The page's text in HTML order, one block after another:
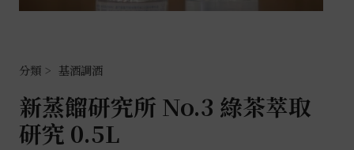
基酒調酒
新蒸餾研究所 No.3 綠茶萃取
研究 0.5L